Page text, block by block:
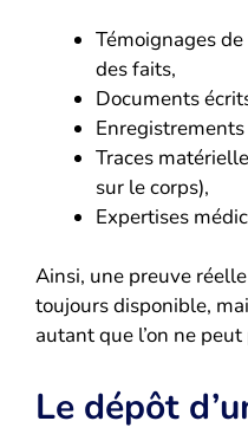
Témoignages
des faits,
Documents
Traces
sur le corps),
Expertises
Ainsi, une preuve
toujours disponible,
autant que l’on ne
Le dépôt